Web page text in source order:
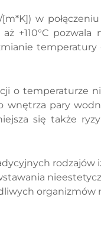
w
+110°C
o temperaturze
wnętrza pary
się także
rodzajów
organizmów